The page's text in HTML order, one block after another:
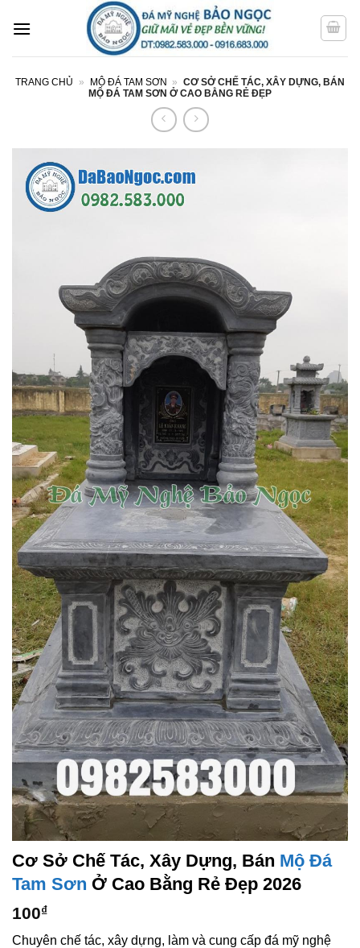
qua
TRANG CHỦ » MỘ ĐÁ TAM SƠN » CƠ SỞ CHẾ TÁC, XÂY DỰNG, BÁN
MỘ ĐÁ TAM SƠN Ở CAO BẰNG RẺ ĐẸP
Cơ Sở Chế Tác, Xây Dựng, Bán Mộ Đá
Tam Sơn Ở Cao Bằng Rẻ Đẹp 2026
100₫
Chuyên chế tác, xây dựng, làm và cung cấp đá mỹ nghệ